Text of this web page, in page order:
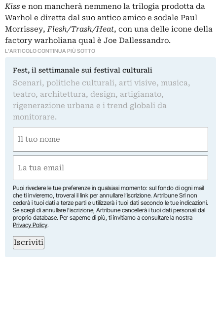
Kiss e non mancherà nemmeno la trilogia prodotta da
Warhol e diretta dal suo antico amico e sodale Paul
Morrissey,Flesh/Trash/Heat, con una delle icone della
factory warholiana qual è Joe Dallessandro.
L'ARTICOLO CONTINUA PIÙ SOTTO
Fest, il settimanale sui festival culturali
Scenari, politiche culturali, arti visive, musica,
teatro, architettura, design, artigianato,
rigenerazione urbana e i trend globali da
monitorare.
(Obbligatorio)
Nome
(Obbligatorio)
Puoi rivedere le tue preferenze in qualsiasi momento: sul fondo di ogni mail
che ti invieremo, troverai il link per annullare l’iscrizione. Artribune Srl non
cederà i tuoi dati a terze parti e utilizzerà i tuoi dati secondo le tue indicazioni.
Se scegli di annullare l’iscrizione, Artribune cancellerà i tuoi dati personali dal
proprio database. Per saperne di più, ti invitiamo a consultare la nostra
Privacy Policy.
Iscriviti